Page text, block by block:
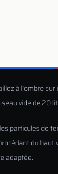
à l'ombre sur
vide de 20
particules de
du haut
adaptée.